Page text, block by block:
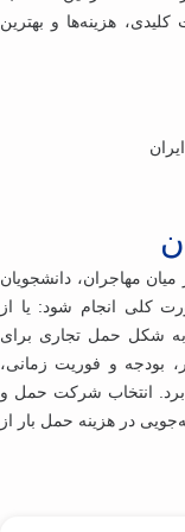
هزینه‌ها و بهترین
مهاجران، دانشجویان
انجام شود: یا از
شکل حمل تجاری برای
بودجه و فوریت زمانی،
انتخاب شرکت حمل ‌و
در هزینه حمل بار از